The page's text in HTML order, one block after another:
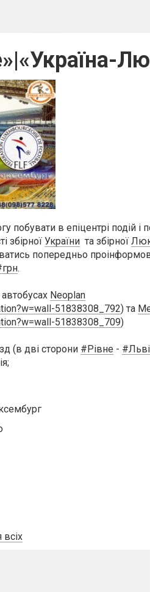
побувати в епіцентрі подій і
збірної України та збірної
попередньо
.
Neoplan
51838308_792) та
51838308_709)
(в дві сторони #Рівне -